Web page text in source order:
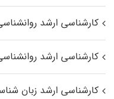
کارشناسی ارشد
کارشناسی ارشد
کارشناسی ارشد زبان